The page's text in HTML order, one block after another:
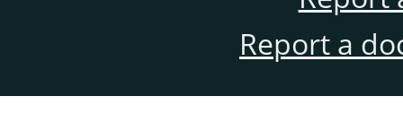
Report a